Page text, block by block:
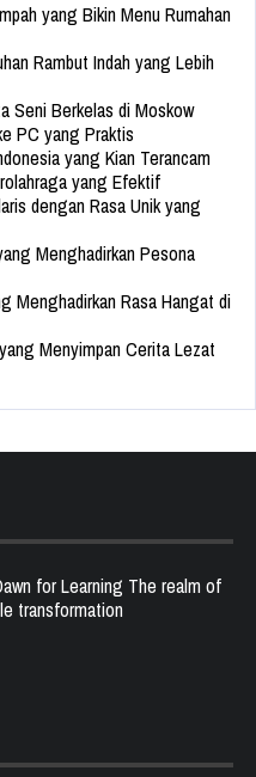
yang Bikin Menu Rumahan
Rambut Indah yang Lebih
Seni Berkelas di Moskow
PC yang Praktis
yang Kian Terancam
yang Efektif
dengan Rasa Unik yang
Menghadirkan Pesona
Menghadirkan Rasa Hangat di
Menyimpan Cerita Lezat
for Learning The realm of
transformation